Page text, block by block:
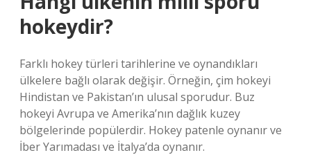
hokeydir?
Farklı hokey türleri tarihlerine ve oynandıkları
ülkelere bağlı olarak değişir. Örneğin, çim hokeyi
Hindistan ve Pakistan’ın ulusal sporudur. Buz
hokeyi Avrupa ve Amerika’nın dağlık kuzey
bölgelerinde popülerdir. Hokey patenle oynanır ve
İber Yarımadası ve İtalya’da oynanır.